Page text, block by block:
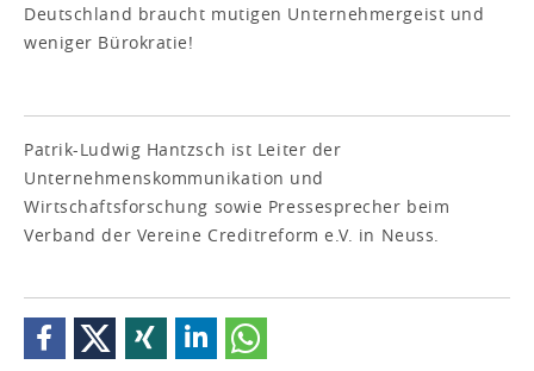
Deutschland braucht mutigen Unternehmergeist und
weniger Bürokratie!
Patrik-Ludwig Hantzsch ist Leiter der
Unternehmenskommunikation und
Wirtschaftsforschung sowie Pressesprecher beim
Verband der Vereine Creditreform e.V. in Neuss.